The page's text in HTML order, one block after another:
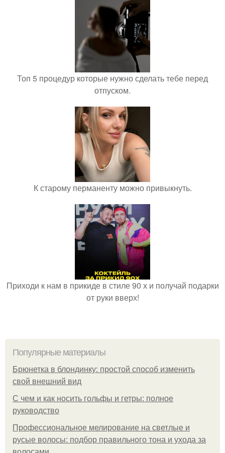
Топ 5 процедур которые нужно сделать тебе перед
отпуском.
К старому перманенту можно привыкнуть.
Приходи к нам в прикиде в стиле 90 х и получай подарки
от руки вверх!
Популярные материалы
Брюнетка в блондинку: простой способ изменить
свой внешний вид
С чем и как носить гольфы и гетры: полное
руководство
Профессиональное мелирование на светлые и
русые волосы: подбор правильного тона и ухода за